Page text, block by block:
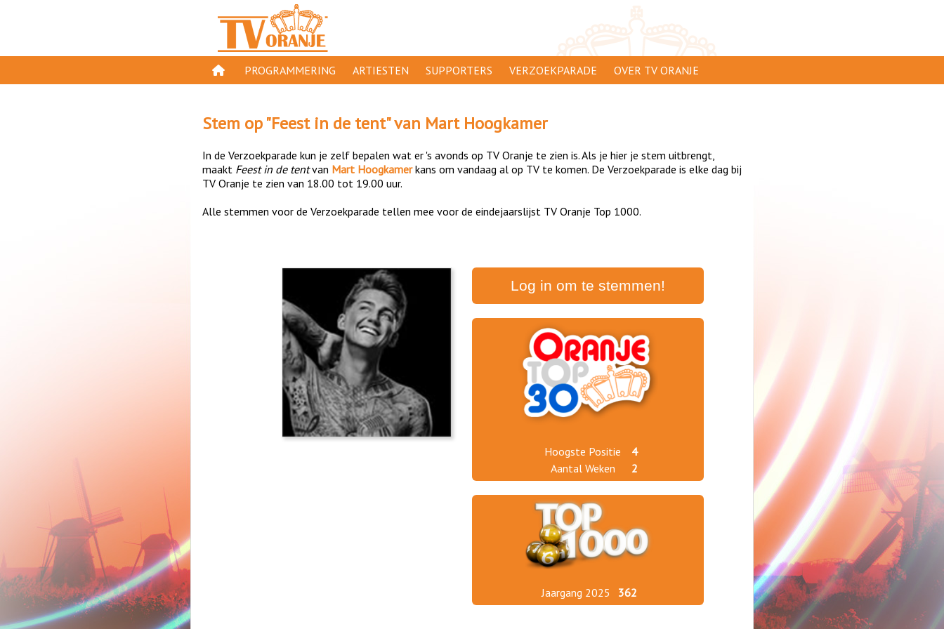
PROGRAMMERING
GESPEELD OP TV ORANJE
ORANJE KROON
TV ORANJE TOP 1000
11 VAN ORANJE
ARTIESTEN SUPPORTERS
AANMELDEN
VERZOEKPARADE OVER TV ORANJE
ADVERTEREN
PRIVACY
Stem op "Feest in de tent" van Mart Hoogkamer
In de Verzoekparade kun je zelf bepalen wat er 's avonds op TV Oranje te zien is. Als je hier je stem uitbrengt,
maakt Feest in de tentvan Mart Hoogkamerkans om vandaag al op TV te komen. De Verzoekparade is elke dag bij
TV Oranje te zien van 18.00 tot 19.00 uur.
Alle stemmen voor de Verzoekparade tellen mee voor de eindejaarslijst TV Oranje Top 1000.
Log in om te stemmen!
Hoogste Positie
4
Aantal Weken
2
Jaargang 2025 362